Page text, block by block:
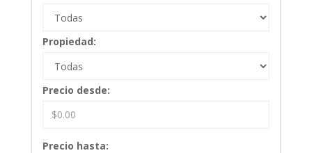
Propiedad:
Precio desde:
Precio hasta: